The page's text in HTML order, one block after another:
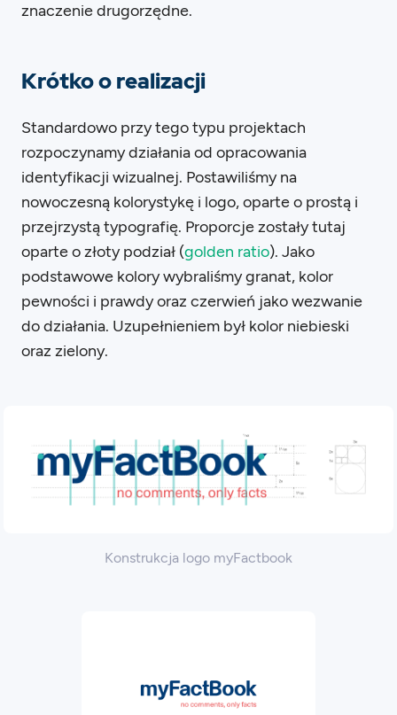
znaczenie drugorzędne.
Krótko o realizacji
Standardowo przy tego typu projektach
rozpoczynamy działania od opracowania
identyfikacji wizualnej. Postawiliśmy na
nowoczesną kolorystykę i logo, oparte o prostą i
przejrzystą typografię. Proporcje zostały tutaj
oparte o złoty podział (golden ratio). Jako
podstawowe kolory wybraliśmy granat, kolor
pewności i prawdy oraz czerwień jako wezwanie
do działania. Uzupełnieniem był kolor niebieski
oraz zielony.
Konstrukcja logo myFactbook